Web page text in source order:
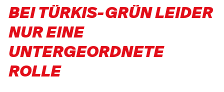
BEI TÜRKIS-GRÜN LEIDER
NUR EINE
UNTERGEORDNETE
ROLLE